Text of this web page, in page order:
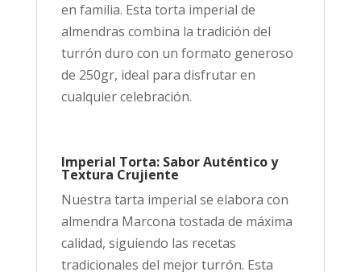
en familia. Esta torta imperial de
almendras combina la tradición del
turrón duro con un formato generoso
de 250gr, ideal para disfrutar en
cualquier celebración.
Imperial Torta: Sabor Auténtico y
Textura Crujiente
Nuestra tarta imperial se elabora con
almendra Marcona tostada de máxima
calidad, siguiendo las recetas
tradicionales del mejor turrón. Esta